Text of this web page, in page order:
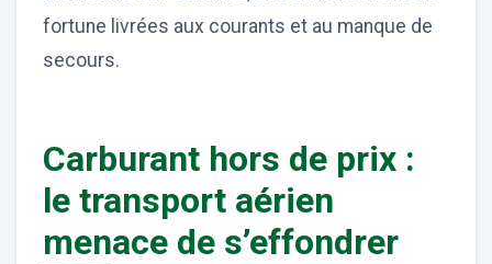
fortune livrées aux courants et au manque de
secours.
Carburant hors de prix :
le transport aérien
menace de s’effondrer